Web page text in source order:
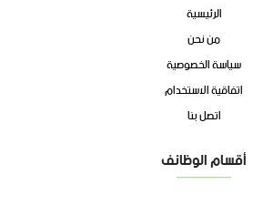
الرئيسية
من نحن
سياسة الخصوصية
اتفاقية الاستخدام
اتصل بنا
أقسام الوظائف